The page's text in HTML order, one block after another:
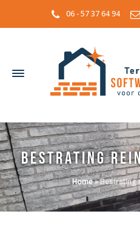
06 - 57 37 64 94
Bestrating
Home»Bestrating